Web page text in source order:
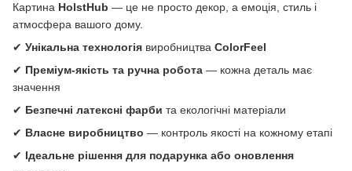
Картина HolstHub — це не просто декор, а емоція, стиль і
атмосфера вашого дому.
✔ Унікальна технологія виробництва ColorFeel
✔ Преміум-якість та ручна робота — кожна деталь має
значення
✔ Безпечні латексні фарби та екологічні матеріали
✔ Власне виробництво — контроль якості на кожному етапі
✔ Ідеальне рішення для подарунка або оновлення